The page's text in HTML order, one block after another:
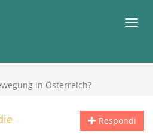
in Österreich?
Respondi